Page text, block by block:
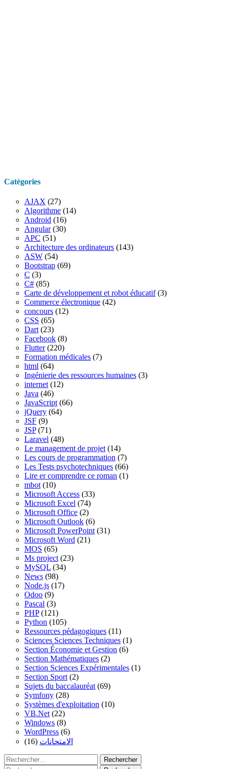
Catégories
AJAX (27)
Algorithme (14)
Android (16)
Angular(30)
APC (51)
Architecture des ordinateurs (143)
ASW (54)
Bootstrap (69)
C (3)
C# (85)
Carte de développement et robot éducatif(3)
Commerce électronique (42)
concours (12)
CSS (65)
Dart (23)
Facebook (8)
Flutter(220)
Formation médicales (7)
html (64)
Ingénierie des ressources humaines (3)
internet (12)
Java (46)
JavaScript (66)
jQuery (64)
JSF (9)
JSP(71)
Laravel (48)
Le management de projet (14)
Les cours de programmation (7)
Les Tests psychotechniques (66)
Lire er comprendre ce roman (1)
mbot (10)
Microsoft Access (33)
Microsoft Excel (74)
Microsoft Office (2)
Microsoft Outlook (6)
Microsoft PowerPoint (31)
Microsoft Word (21)
MOS (65)
Ms project (23)
MySQL (34)
News (98)
Node.js (17)
Odoo (9)
Pascal (3)
PHP(121)
Python (105)
Ressources pédagogiques (11)
Sciences Sciences Techniques (1)
Section Économie et Gestion (6)
Section Mathématiques (2)
Section Sciences Expérimentales (1)
Section Sport (2)
Sujets du baccalauréat (69)
Symfony (28)
Systèmes d'exploitation (10)
VB.Net (22)
Windows (8)
WordPress (6)
الامتحانات (16)
Rechercher :